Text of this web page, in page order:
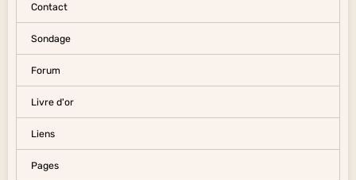
Contact
Sondage
Forum
Livre d'or
Liens
Pages